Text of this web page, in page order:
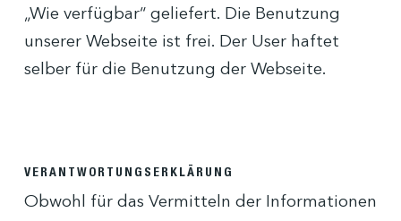
„Wie verfügbar“ geliefert. Die Benutzung
unserer Webseite ist frei. Der User haftet
selber für die Benutzung der Webseite.
VERANTWORTUNGSERKLÄRUNG
Obwohl für das Vermitteln der Informationen